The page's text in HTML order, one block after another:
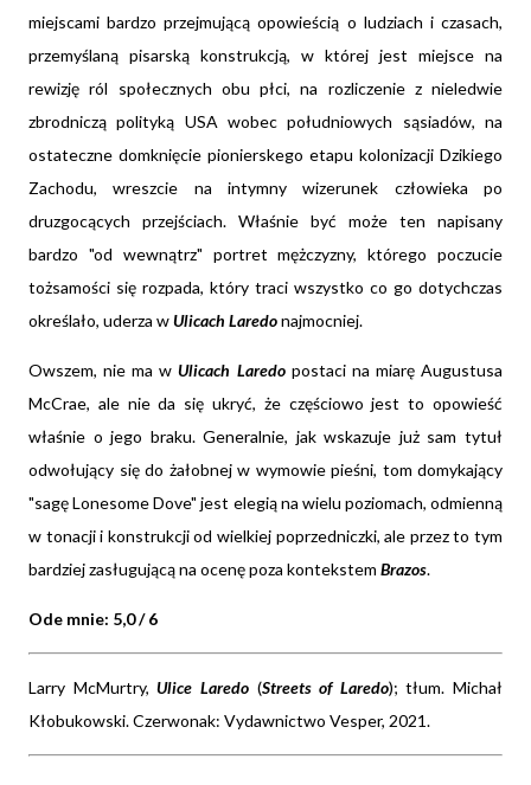
miejscami bardzo przejmującą opowieścią o ludziach i czasach,
przemyślaną pisarską konstrukcją, w której jest miejsce na
rewizję ról społecznych obu płci, na rozliczenie z nieledwie
zbrodniczą polityką USA wobec południowych sąsiadów, na
ostateczne domknięcie pionierskego etapu kolonizacji Dzikiego
Zachodu, wreszcie na intymny wizerunek człowieka po
druzgocących przejściach. Właśnie być może ten napisany
bardzo "od wewnątrz" portret mężczyzny, którego poczucie
tożsamości się rozpada, który traci wszystko co go dotychczas
określało, uderza wUlicach Laredonajmocniej.
Owszem, nie ma wUlicach Laredopostaci na miarę Augustusa
McCrae, ale nie da się ukryć, że częściowo jest to opowieść
właśnie o jego braku. Generalnie, jak wskazuje już sam tytuł
odwołujący się do żałobnej w wymowie pieśni, tom domykający
"sagę Lonesome Dove" jest elegią na wielu poziomach, odmienną
w tonacji i konstrukcji od wielkiej poprzedniczki, ale przez to tym
bardziej zasługującą na ocenę poza kontekstem Brazos.
Ode mnie: 5,0 / 6
Larry McMurtry,Ulice Laredo(Streets of Laredo); tłum. Michał
Kłobukowski. Czerwonak: Vydawnictwo Vesper, 2021.